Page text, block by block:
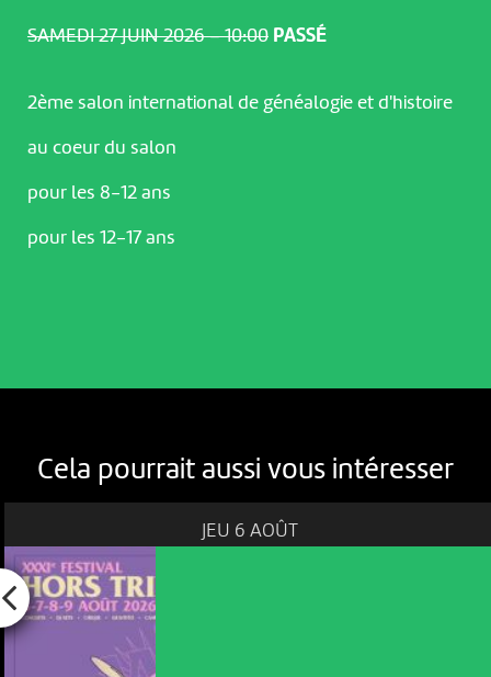
SAMEDI 27 JUIN 2026 – 10:00 PASSÉ
2ème salon international de généalogie et d'histoire
au coeur du salon
pour les 8-12 ans
pour les 12-17 ans
Cela pourrait aussi vous intéresser
JEU 6 AOÛT